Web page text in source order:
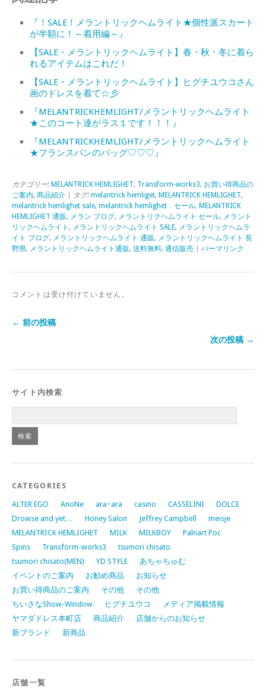
『！SALE！メラントリックヘムライト★個性派スカート
が半額に！～着用編～』
【SALE・メラントリックヘムライト】春・秋・冬に着ら
れるアイテムはこれだ！
【SALE・メラントリックヘムライト】ヒグチユウコさん
画のドレスを着て☆彡
『MELANTRICKHEMLIGHT/メラントリックヘムライト
★このコート達がラス１です！！！』
『MELANTRICKHEMLIGHT/メラントリックヘムライト
★フランスパンのバッグ♡♡♡』
カテゴリー: MELANTRICK HEMLIGHET, Transform-works3, お買い得商品の
ご案内, 商品紹介 | タグ: melantrick hemliget, MELANTRICK HEMLIGHET,
melantrick hemlighet sale, melantrick hemlighet セール, MELANTRICK
HEMLIGHET 通販, メラン ブログ, メラントリクヘムライト セール, メラント
リックヘムライト , メラントリックヘムライト SALE, メラントリックヘムラ
イト ブログ, メラントリックヘムライト 通販, メラントリックヘムライト 長
野県, メラントリックヘムライト通販, 送料無料, 通信販売 パーマリンク
コメントは受け付けていません。
← 前の投稿
次の投稿 →
サイト内検索
CATEGORIES
ALTER EGO AnoNe ara･ara casino CASSELINI
DOLCE
Drowse and yet…
Honey Salon Jeffrey Campbell
meisje
MELANTRICK HEMLIGHET
MILK MILKBOY
Palnart Poc
Spins
Transform-works3
tsumori chisato
tsumori chisato(MEN)
YD STYLE
あちゃちゅむ
イベントのご案内
お勧め商品
お知らせ
お買い得商品のご案内
その他
その他
ちいさなShow-Window
ヒグチユウコ
メディア掲載情報
ヤマダドレス本町店
商品紹介
店舗からのお知らせ
新ブランド
新商品
店舗一覧